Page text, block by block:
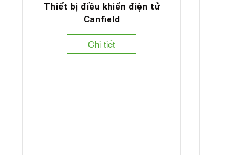
Thiết bị điều khiển điện tử
Canfield
Chi tiết